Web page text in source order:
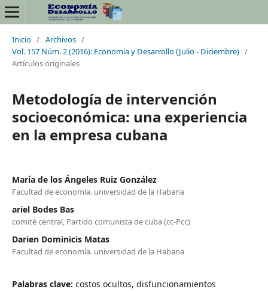
Inicio / Archivos /
Vol. 157 Núm. 2 (2016): Economia y Desarrollo (Julio - Diciembre) /
Artículos originales
Metodología de intervención
socioeconómica: una experiencia
en la empresa cubana
María de los Ángeles Ruiz González
Facultad de economía. universidad de la Habana
ariel Bodes Bas
comité central, Partido comunista de cuba (cc-Pcc)
Darien Dominicis Matas
Facultad de economía. universidad de la Habana
Palabras clave: costos ocultos, disfuncionamientos